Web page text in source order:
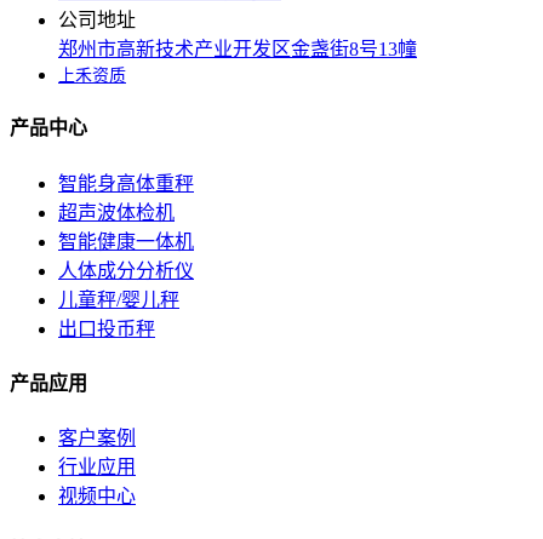
公司地址
郑州市高新技术产业开发区金盏街8号13幢
上禾资质
产品中心
智能身高体重秤
超声波体检机
智能健康一体机
人体成分分析仪
儿童秤/婴儿秤
出口投币秤
产品应用
客户案例
行业应用
视频中心